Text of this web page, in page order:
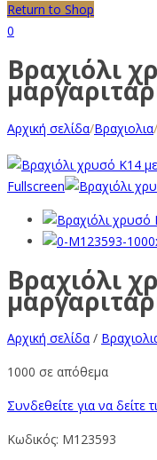
Return to Shop
0
Βραχιόλι
Αρχική σελίδα/Βραχιολια/
Fullscreen
Βραχιόλι
Αρχική σελίδα /
1000 σε απόθεμα
Συνδεθείτε για να δείτε
Κωδικός: M123593